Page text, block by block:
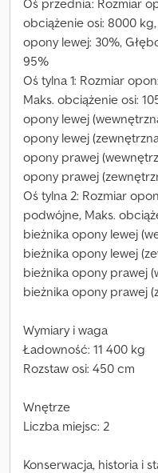
Oś przednia: Rozmiar
obciążenie osi: 8000
opony lewej: 30%,
95%
Oś tylna 1: Rozmiar
Maks. obciążenie osi:
opony lewej
opony lewej
opony prawej
opony prawej
Oś tylna 2: Rozmiar
podwójne, Maks.
bieżnika opony lewej
bieżnika opony lewej
bieżnika opony prawej
bieżnika opony prawej
Wymiary i waga
Ładowność: 11 400 kg
Rozstaw osi: 450 cm
Wnętrze
Liczba miejsc: 2
Konserwacja, historia i